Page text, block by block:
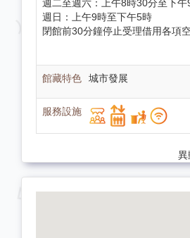
週二至週六：上午8時30分至下午
週日：上午9時至下午5時
閉館前30分鐘停止受理借用各項
城市發展
異